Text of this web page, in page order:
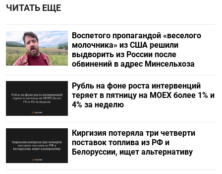
ЧИТАТЬ ЕЩЕ
Воспетого пропагандой «веселого
молочника» из США решили
выдворить из России после
обвинений в адрес Минсельхоза
Рубль на фоне роста интервенций
теряет в пятницу на МОЕХ более 1% и
4% за неделю
Киргизия потеряла три четверти
поставок топлива из РФ и
Белоруссии, ищет альтернативу